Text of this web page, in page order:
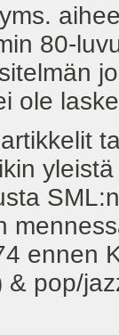
80-
ole
tai
ennen
& pop/